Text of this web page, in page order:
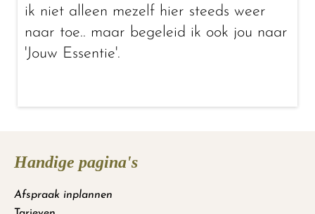
ik niet alleen mezelf hier steeds weer
naar toe.. maar begeleid ik ook jou naar
'Jouw Essentie'.
Handige pagina's
Afspraak inplannen